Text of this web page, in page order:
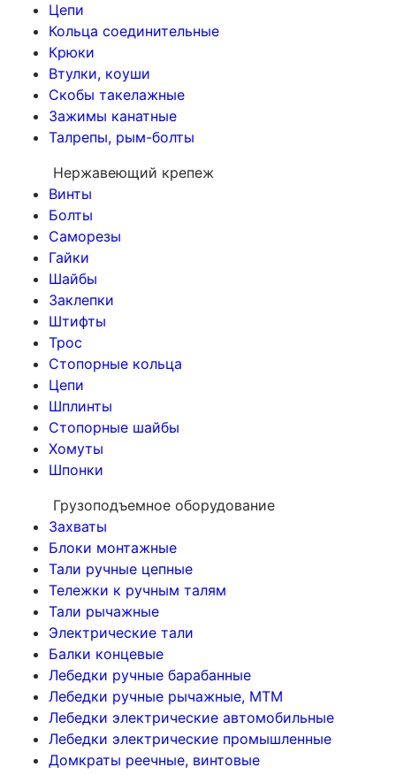
Цепи
Кольца соединительные
Крюки
Втулки, коуши
Скобы такелажные
Зажимы канатные
Талрепы, рым-болты
Нержавеющий крепеж
Винты
Болты
Саморезы
Гайки
Шайбы
Заклепки
Штифты
Трос
Стопорные кольца
Цепи
Шплинты
Стопорные шайбы
Хомуты
Шпонки
Грузоподъемное оборудование
Захваты
Блоки монтажные
Тали ручные цепные
Тележки к ручным талям
Тали рычажные
Электрические тали
Балки концевые
Лебедки ручные барабанные
Лебедки ручные рычажные, МТМ
Лебедки электрические автомобильные
Лебедки электрические промышленные
Домкраты реечные, винтовые